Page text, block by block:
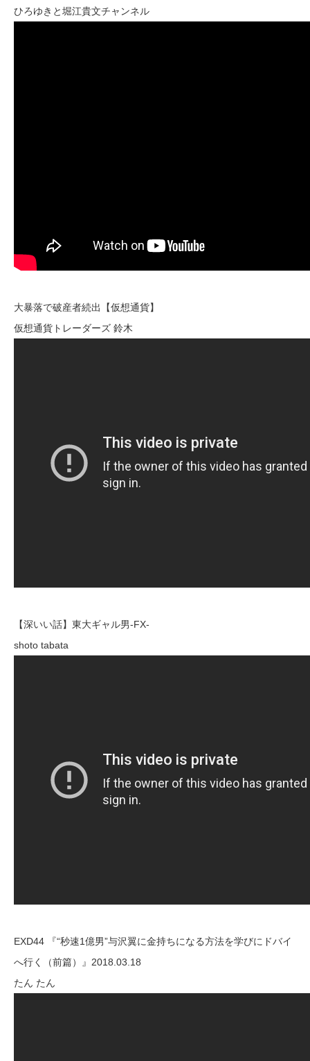
ひろゆきと堀江貴文チャンネル
大暴落で破産者続出【仮想通貨】
仮想通貨トレーダーズ 鈴木
【深いい話】東大ギャル男-FX-
shoto tabata
EXD44 『“秒速1億男”与沢翼に金持ちになる方法を学びにドバイ
へ行く（前篇）』2018.03.18
たん たん